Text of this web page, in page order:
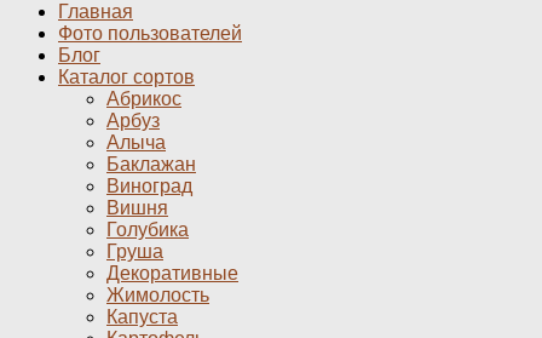
Главная
Фото пользователей
Блог
Каталог сортов
Абрикос
Арбуз
Алыча
Баклажан
Виноград
Вишня
Голубика
Груша
Декоративные
Жимолость
Капуста